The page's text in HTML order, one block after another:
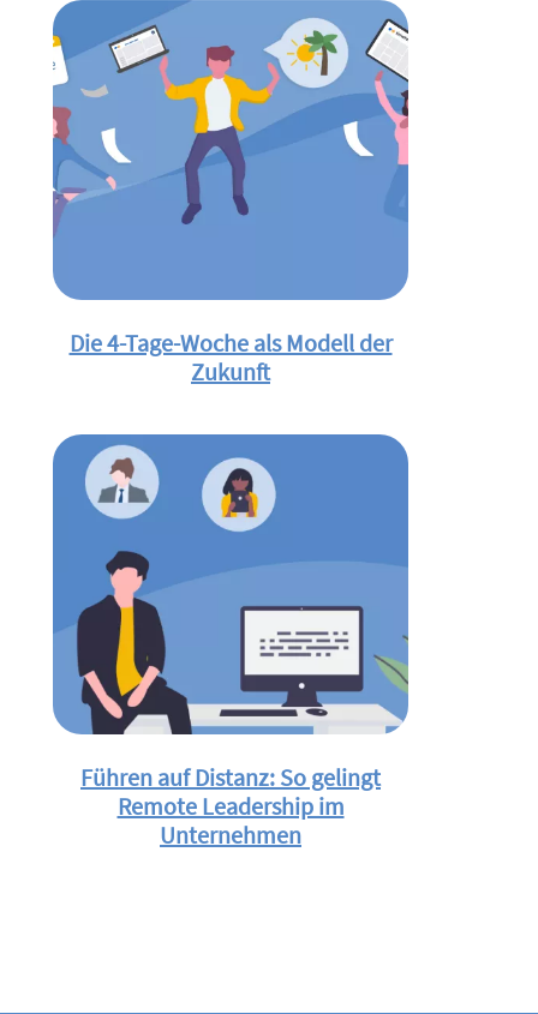
Die 4-Tage-Woche als Modell der
Zukunft
Führen auf Distanz: So gelingt
Remote Leadership im
Unternehmen